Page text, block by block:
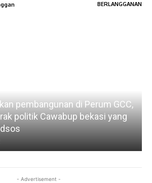
BERLANGGANAN
pembangunan di Perum GCC,
politik Cawabup bekasi yang
- Advertisement -